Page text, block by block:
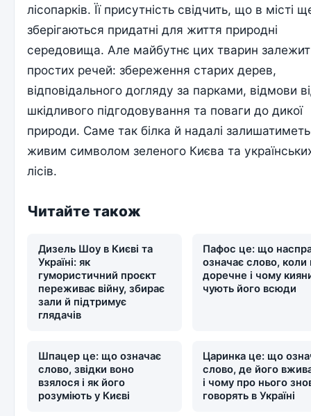
лісопарків. Її присутність свідчить, що в місті
зберігаються придатні для життя природні
середовища. Але майбутнє цих тварин
простих речей: збереження старих дерев,
відповідального догляду за парками, відмови
шкідливого підгодовування та поваги до дикої
природи. Саме так білка й надалі
живим символом зеленого Києва та
лісів.
Читайте також
Дизель Шоу в Києві та
Україні: як
гумористичний проєкт
переживає війну, збирає
зали й підтримує
глядачів
Пафос це: що
означає слово, коли
доречне і чому
чують його всюди
Шпацер це: що означає
слово, звідки воно
взялося і як його
розуміють у Києві
Царинка це: що
слово, де його
і чому про нього
говорять в Україні